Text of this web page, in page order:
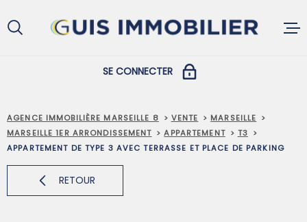
au
menu
au
contenu
ACHETER
SE CONNECTER
COPROPRIÉTAIRES
PROPRIÉTAIRES ET LOCATAIRES
AGENCE IMMOBILIÈRE MARSEILLE 8 VENTE
MARSEILLE
MARSEILLE 1ER ARRONDISSEMENT
APPARTEMENT
T3
APPARTEMENT DE TYPE 3 AVEC TERRASSE ET PLACE DE PARKING
RETOUR